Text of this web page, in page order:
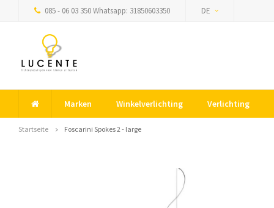
085 - 06 03 350 Whatsapp: 31850603350 DE
Marken Winkelverlichting Verlichting
Startseite Foscarini Spokes 2 - large